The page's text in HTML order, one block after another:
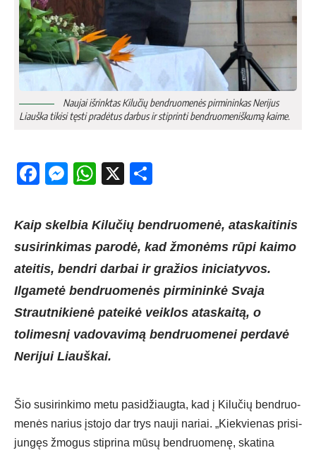
Nau­jai iš­rink­tas Ki­lu­čių bend­ruo­me­nės pir­mi­nin­kas Ne­ri­jus
Liauš­ka ti­ki­si tęs­ti pra­dė­tus dar­bus ir stip­rin­ti bend­ruo­me­niš­ku­mą kai­me.
Facebook
Messenger
WhatsApp
X
Kaip skelbia Kilučių bendruomenė, ataskaitinis
susirinkimas parodė, kad žmonėms rūpi kaimo
ateitis, bendri darbai ir gražios iniciatyvos.
Ilgametė bendruomenės pirmininkė Svaja
Strautnikienė pateikė veiklos ataskaitą, o
tolimesnį vadovavimą bendruomenei perdavė
Nerijui Liauškai.
Šio su­si­rin­ki­mo me­tu pa­si­džiaug­ta, kad į Ki­lu­čių bend­ruo­
me­nės na­rius įsto­jo dar trys nau­ji na­riai. „Kiek­vie­nas pri­si­
jun­gęs žmo­gus stip­ri­na mū­sų bend­ruo­me­nę, ska­ti­na